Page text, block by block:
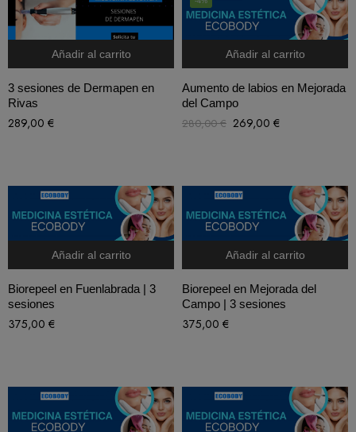
Añadir al carrito
3 sesiones de Dermapen en
Rivas
289,00 €
Añadir al carrito
Aumento de labios en Mejorada
del Campo
280,00€ 269,00 €
Añadir al carrito
Biorepeel en Fuenlabrada | 3
sesiones
375,00 €
Añadir al carrito
Biorepeel en Mejorada del
Campo | 3 sesiones
375,00 €